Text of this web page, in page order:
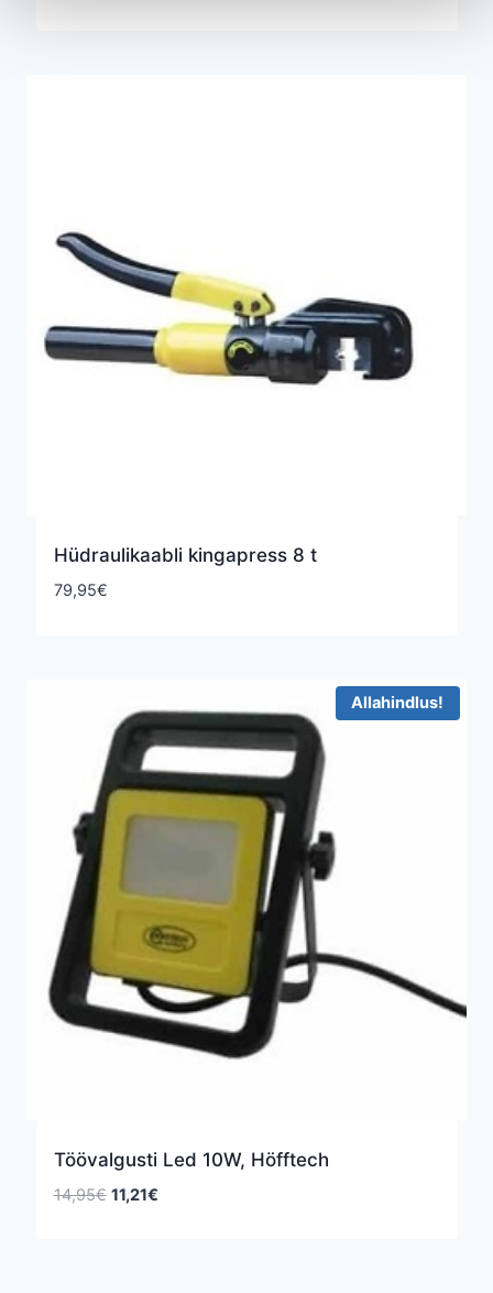
Hüdraulikaabli kingapress 8 t
79,95€
Allahindlus!
Töövalgusti Led 10W, Höfftech
14,95€ Algne
11,21€Praegune